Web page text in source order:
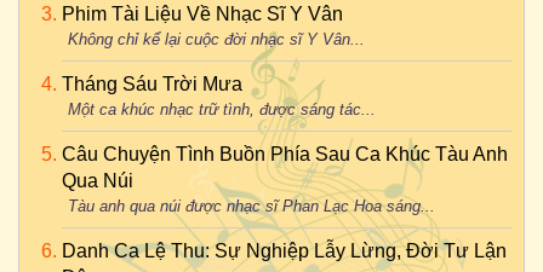
Phim Tài Liệu Về Nhạc Sĩ Y Vân
Không chỉ kể lại cuộc đời nhạc sĩ Y Vân...
Tháng Sáu Trời Mưa
Một ca khúc nhạc trữ tình, được sáng tác...
Câu Chuyện Tình Buồn Phía Sau Ca Khúc Tàu Anh
Qua Núi
Tàu anh qua núi được nhạc sĩ Phan Lạc Hoa sáng...
Danh Ca Lệ Thu: Sự Nghiệp Lẫy Lừng, Đời Tư Lận